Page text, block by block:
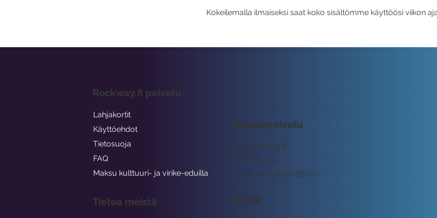
Kokeilemalla ilmaiseksi saat koko sisältömme käyttöösi viikon
Asiakaspalvelu
tuki@rockway.fi
Arkisin klo 09:00 -15:00
045 7731 1111
Osoite
Rockway.fi palvelu
Lahjakortit
Käyttöehdot
Tietosuoja
FAQ
Maksu kulttuuri- ja virike-eduilla
Tietoa meistä